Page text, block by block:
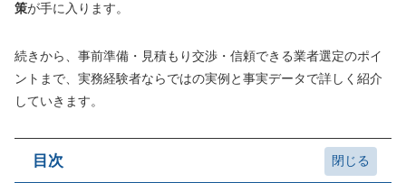
策が手に入ります。
続きから、事前準備・見積もり交渉・信頼できる業者選定のポイ
ントまで、実務経験者ならではの実例と事実データで詳しく紹介
していきます。
目次